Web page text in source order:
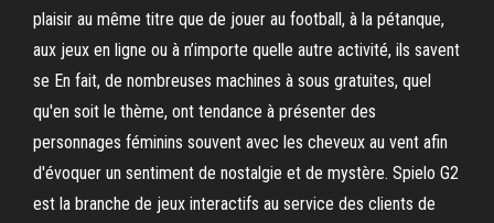
plaisir au même titre que de jouer au football, à la pétanque,
aux jeux en ligne ou à n’importe quelle autre activité, ils savent
se En fait, de nombreuses machines à sous gratuites, quel
qu'en soit le thème, ont tendance à présenter des
personnages féminins souvent avec les cheveux au vent afin
d'évoquer un sentiment de nostalgie et de mystère. Spielo G2
est la branche de jeux interactifs au service des clients de